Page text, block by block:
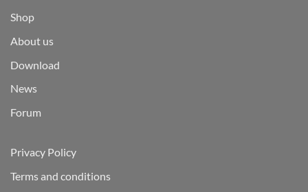
Shop
About us
Download
News
Forum
Privacy Policy
Terms and conditions